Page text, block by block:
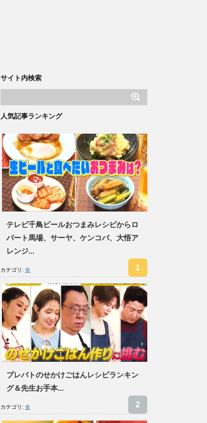
サイト内検索
人気記事ランキング
テレビ千鳥ビールおつまみレシピからロ
バート馬場、サーヤ、ケンコバ、大悟ア
レンジ...
カテゴリ: 食
プレバトのせかけごはんレシピランキン
グ＆先生お手本...
カテゴリ: 食